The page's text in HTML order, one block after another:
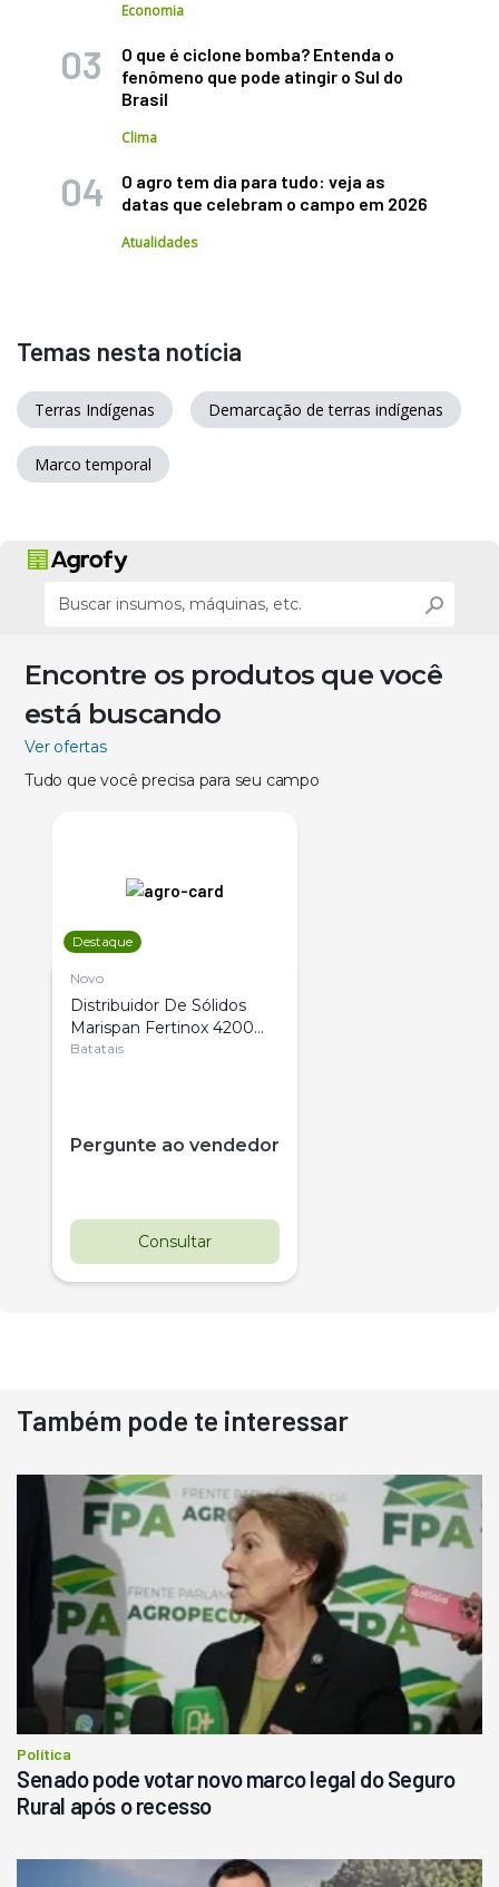
Economia
O que é ciclone bomba? Entenda o
fenômeno que pode atingir o Sul do
Brasil
Clima
O agro tem dia para tudo: veja as
datas que celebram o campo em 2026
Atualidades
Temas nesta notícia
Terras Indígenas Demarcação de terras indígenas
Marco temporal
Encontre os produtos que você
está buscando
Ver ofertas
Tudo que você precisa para seu campo
Destaque
Novo
Distribuidor De Sólidos
Marispan Fertinox 4200
Citrus
Batatais
Pergunte ao vendedor
Consultar
Destaque
Usado
Pá Carregadeira Cat 966
Ano 1987
Londrina
R$ 145.000
Consultar
Também pode te interessar
Política
Senado pode votar novo marco legal do Seguro
Rural após o recesso